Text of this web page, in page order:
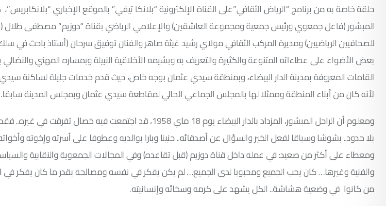
حلقة خاصة به من برنامج “الرياض الثقافي”على القناة الإلكترونية “بلانكا تيفي” بالموقع الإخباري
المبشور (فاعل جمعوي ورئيس جمعية ومجموعة العاشقين) والإعلامي الرياضي بقناة “دوزيم” مصطفى طلال
للصحافيين الرياضيين) ومديرة المركب الثقافي مولاي رشيد غيثة صاهر والفنان توفيق سرحان (أستاذ باحث في
بعض الأضواء على عطاءاته المتنوعة والكثيرة والتعريف به وبشيمه الأخلاقية النبيلة وبمساره المهني والنضالي
القامات المعروفة بمدينة الدار البيضاء، وبمنطقة سيدي عثمان بوجه خاص، حيث قدم خدمات جليلة لساكنة
لأنه كان من أبناء المنطقة وممثلا لها بالمجلس الجماعي الحالي لمقاطعة سيدي عثمان وبمجلس المدينة سابقا.
ومعلوم أن الراحل المبشور، المزداد بالدار البيضاء يوم 18 ماي 1958، قد اجتمعت
بلا حدود.. بشوشا وسباقا لفعل الخير والسؤال عن أصدقائه.. حنينا وبارا بوالديه وعطوفا على أسرته وإخوته
ومعطاء على أكثر من صعيد: في عمله داخل قناة دوزيم (قبل تقاعده) وفي المجالات الجمعوية والنقابية
والفنية وغيرها… كان يحب الجميع ومحبوبا لدى الجميع… لم يكن يفكر في نفسه ومصالحه بقدر ما كان يفكر
من كانوا في وضعية هشاشة.. الكل يشهد على كرمه وسخائه وإنسانيته.